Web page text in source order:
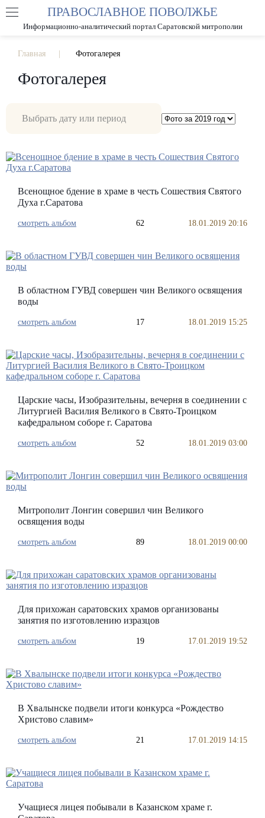
РАЗМЕР ШРИФТА А А
ПРАВОСЛАВНОЕ ПОВОЛЖЬЕ
Информационно-аналитический портал Саратовской митрополии
Главная Фотогалерея
Фотогалерея
Всенощное бдение в храме в честь Сошествия Святого
Духа г.Саратова
смотреть альбом 62 18.01.2019 20:16
В областном ГУВД совершен чин Великого освящения
воды
смотреть альбом 17 18.01.2019 15:25
Царские часы, Изобразительны, вечерня в соединении с
Литургией Василия Великого в Свято-Троицком
кафедральном соборе г. Саратова
смотреть альбом 52 18.01.2019 03:00
Митрополит Лонгин совершил чин Великого
освящения воды
смотреть альбом 89 18.01.2019 00:00
Для прихожан саратовских храмов организованы
занятия по изготовлению изразцов
смотреть альбом 19 17.01.2019 19:52
В Хвалынске подвели итоги конкурса «Рождество
Христово славим»
смотреть альбом 21 17.01.2019 14:15
Учащиеся лицея побывали в Казанском храме г.